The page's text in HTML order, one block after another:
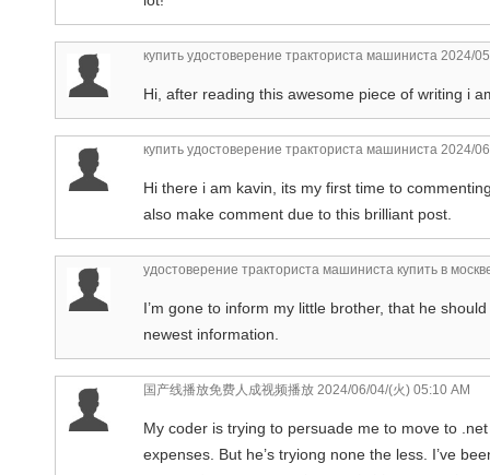
купить удостоверение тракториста машиниста 2024/
Hi, after reading this awesome piece of writing i
купить удостоверение тракториста машиниста 2024/
Hi there i am kavin, its my first time to
also make comment due to this brilliant post.
удостоверение тракториста машиниста купить в
I’m gone to inform my little brother, that he
newest information.
国产线播放免费人成视频播放 2024/06/04/(火) 05:10 AM
My coder is trying to persuade me to move to
expenses. But he’s tryiong none the less. I’ve